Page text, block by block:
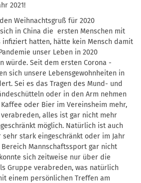
2021!
Weihnachtsgruß für 2020
in China die ersten Menschen mit
hatten, hätte kein Mensch damit
unser Leben in 2020
würde. Seit dem ersten Corona -
sich unsere Lebensgewohnheiten in
Sei es das Tragen des Mund- und
oder in den Arm nehmen
oder Bier im Vereinsheim mehr,
alles ist gar nicht mehr
möglich. Natürlich ist auch
stark eingeschränkt oder im Jahr
Mannschaftssport gar nicht
sich zeitweise nur über die
Gruppe verabreden, was natürlich
einem persönlichen Treffen am